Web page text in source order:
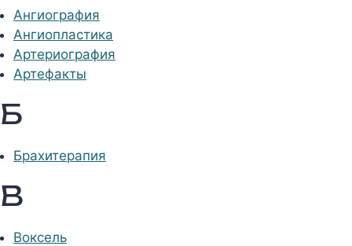
Ангиография
Ангиопластика
Артериография
Артефакты
Б
Брахитерапия
В
Воксель